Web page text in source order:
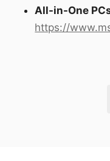
All-in-One
https://